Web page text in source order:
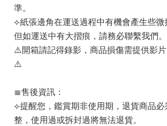
準。
⟣紙張邊角在運送過程中有機會產生些微
但如運送中有大摺痕，請務必聯繫我們。
⚠️開箱請記得錄影，商品損傷需提供影
⚠️
≣售後資訊：
⟣提醒您，鑑賞期非使用期，退貨商品
整，使用過或拆封過將無法退貨。